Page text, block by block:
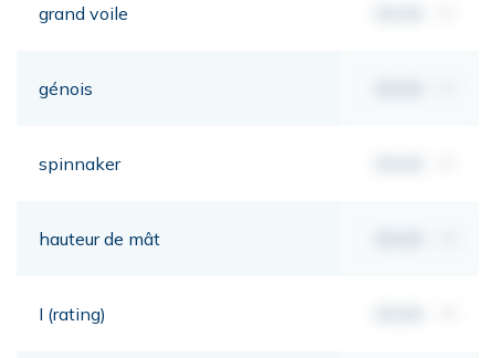
grand voile
génois
spinnaker
hauteur de mât
I (rating)